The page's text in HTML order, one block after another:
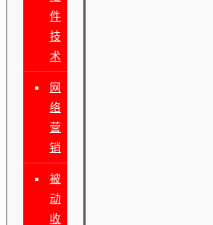
件
技
术
网
络
营
销
被
动
收